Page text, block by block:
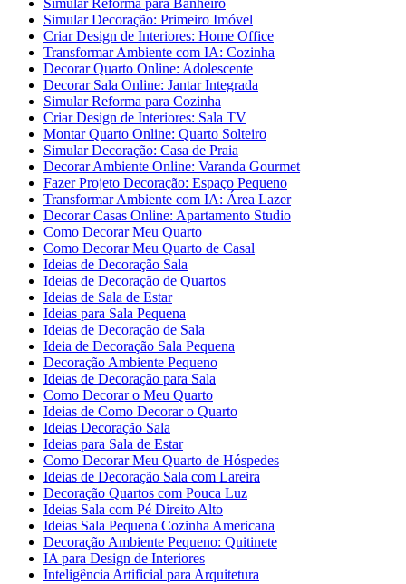
Simular Reforma para Banheiro
Simular Decoração: Primeiro Imóvel
Criar Design de Interiores: Home Office
Transformar Ambiente com IA: Cozinha
Decorar Quarto Online: Adolescente
Decorar Sala Online: Jantar Integrada
Simular Reforma para Cozinha
Criar Design de Interiores: Sala TV
Montar Quarto Online: Quarto Solteiro
Simular Decoração: Casa de Praia
Decorar Ambiente Online: Varanda Gourmet
Fazer Projeto Decoração: Espaço Pequeno
Transformar Ambiente com IA: Área Lazer
Decorar Casas Online: Apartamento Studio
Como Decorar Meu Quarto
Como Decorar Meu Quarto de Casal
Ideias de Decoração Sala
Ideias de Decoração de Quartos
Ideias de Sala de Estar
Ideias para Sala Pequena
Ideias de Decoração de Sala
Ideia de Decoração Sala Pequena
Decoração Ambiente Pequeno
Ideias de Decoração para Sala
Como Decorar o Meu Quarto
Ideias de Como Decorar o Quarto
Ideias Decoração Sala
Ideias para Sala de Estar
Como Decorar Meu Quarto de Hóspedes
Ideias de Decoração Sala com Lareira
Decoração Quartos com Pouca Luz
Ideias Sala com Pé Direito Alto
Ideias Sala Pequena Cozinha Americana
Decoração Ambiente Pequeno: Quitinete
IA para Design de Interiores
Inteligência Artificial para Arquitetura